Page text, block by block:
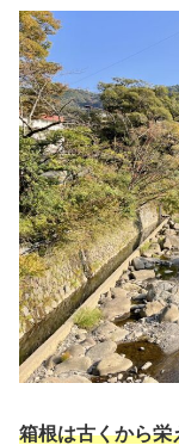
箱根は古くから栄